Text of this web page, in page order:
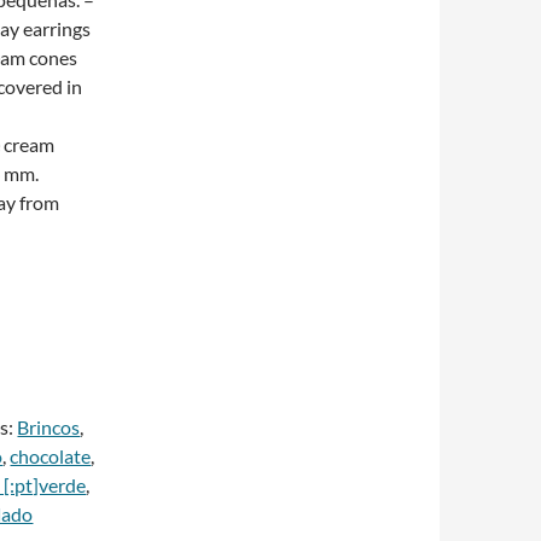
earrings
cones
in
cream
from
Brincos,
,chocolate,
[:pt]verde,